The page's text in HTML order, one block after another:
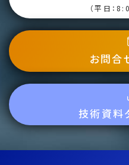
（平日：
お問合
技術資料